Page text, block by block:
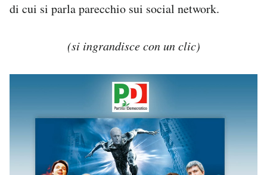
PODCAST
NEWSLETTER
CALENDARIO
di cui si parla parecchio sui social network.
(si ingrandisce con un clic)